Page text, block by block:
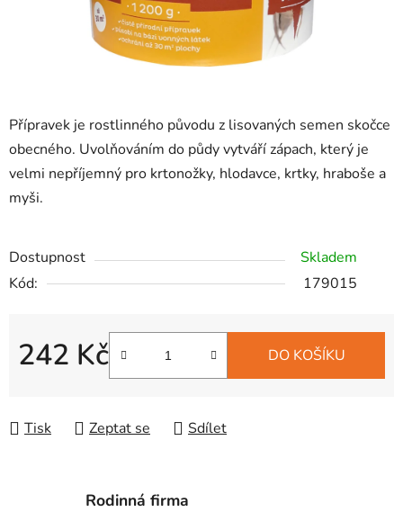
Přípravek je rostlinného původu z lisovaných semen skočce
obecného. Uvolňováním do půdy vytváří zápach, který je
velmi nepříjemný pro krtonožky, hlodavce, krtky, hraboše a
myši.
Dostupnost
Skladem
Kód:
179015
242 Kč DO KOŠÍKU
Tisk Zeptat se Sdílet
Rodinná firma